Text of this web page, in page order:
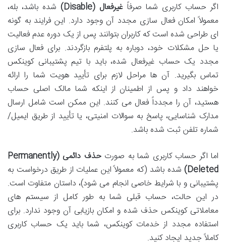
اگر حساب کاربری شما صرفاًغیرفعال (Disable)
شده باشد، بله،
معمولاً امکان فعال سازی مجدد آن وجود دارد. این فرایند به گونه
ای طراحی شده است که کاربران بتوانند پس از یک دوره عدم فعالیت
یا حل مشکلات خود، دوباره به پلتفرم بازگردند. برای فعال سازی
مجدد یک حساب غیرفعال شده، باید با تیم پشتیبانی کوینکس
تماس بگیرید. آن ها مراحل لازم برای تأیید هویت شما را ارائه
خواهند داد و پس از اطمینان از اینکه شما مالک اصلی حساب
هستید، آن را مجدداً فعال می کنند. این ممکن است شامل ارسال
مدارک شناسایی، پاسخ به سوالات امنیتی، یا تأیید از طریق ایمیل/
شماره تلفن ثبت شده باشد.
اما اگر حساب کاربری شما به صورت
حذف دائمی (Permanently
Deleted) شده باشد (که معمولاً این عملیات از طریق درخواست به
پشتیبانی و با شرایط خاصی انجام می شود)، داستان متفاوت است.
در این حالت، حساب قبلی شما به طور کامل از سیستم های
معاملاتی کوینکس حذف شده و امکان بازیابی آن وجود ندارد. برای
استفاده مجدد از خدمات کوینکس، شما باید یک حساب کاربری
کاملاً جدید ایجاد کنید.